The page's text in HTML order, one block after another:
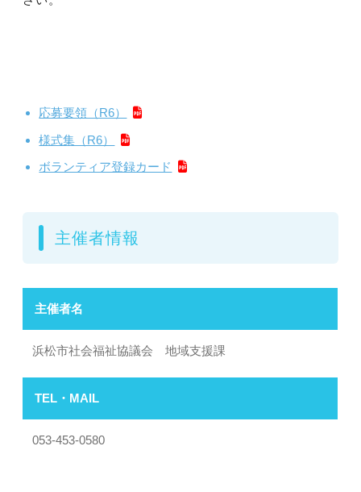
応募要領（R6）
様式集（R6）
ボランティア登録カード
主催者情報
主催者名
浜松市社会福祉協議会 地域支援課
TEL・MAIL
053-453-0580